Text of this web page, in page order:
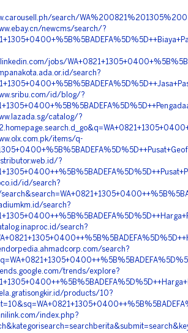
search/
newcms/search/?
jobs/
search?
id/blog/?
catalog/?
items/q-
?
id/search?
search?
search?
search?
trends/explore?
products/10?
index.php?